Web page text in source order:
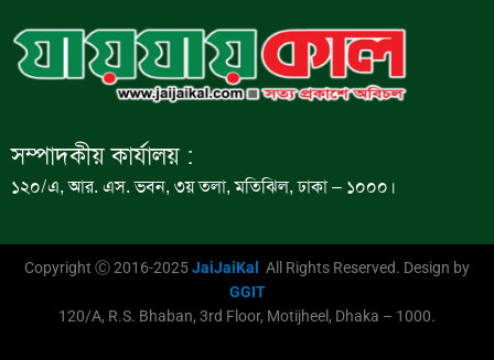
সম্পাদকীয় কার্যালয় :
১২০/এ, আর. এস. ভবন, ৩য় তলা, মতিঝিল, ঢাকা – ১০০০।
Copyright Ⓒ 2016-2025JaiJaiKal
All Rights Reserved. Design by
GGIT
120/A, R.S. Bhaban, 3rd Floor, Motijheel, Dhaka – 1000.